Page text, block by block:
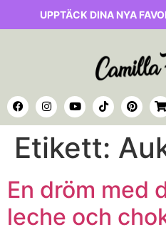
UPPTÄCK DINA NYA
Etikett:
En dröm med
leche och